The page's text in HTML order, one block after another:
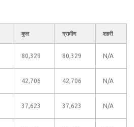
कुल ग्रामीण शहरी
80,329 80,329 N/A
42,706 42,706 N/A
37,623 37,623 N/A